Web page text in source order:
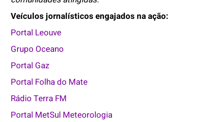
Veículos jornalísticos engajados na ação:
Portal Leouve
Grupo Oceano
Portal Gaz
Portal Folha do Mate
Rádio Terra FM
Portal MetSul Meteorologia